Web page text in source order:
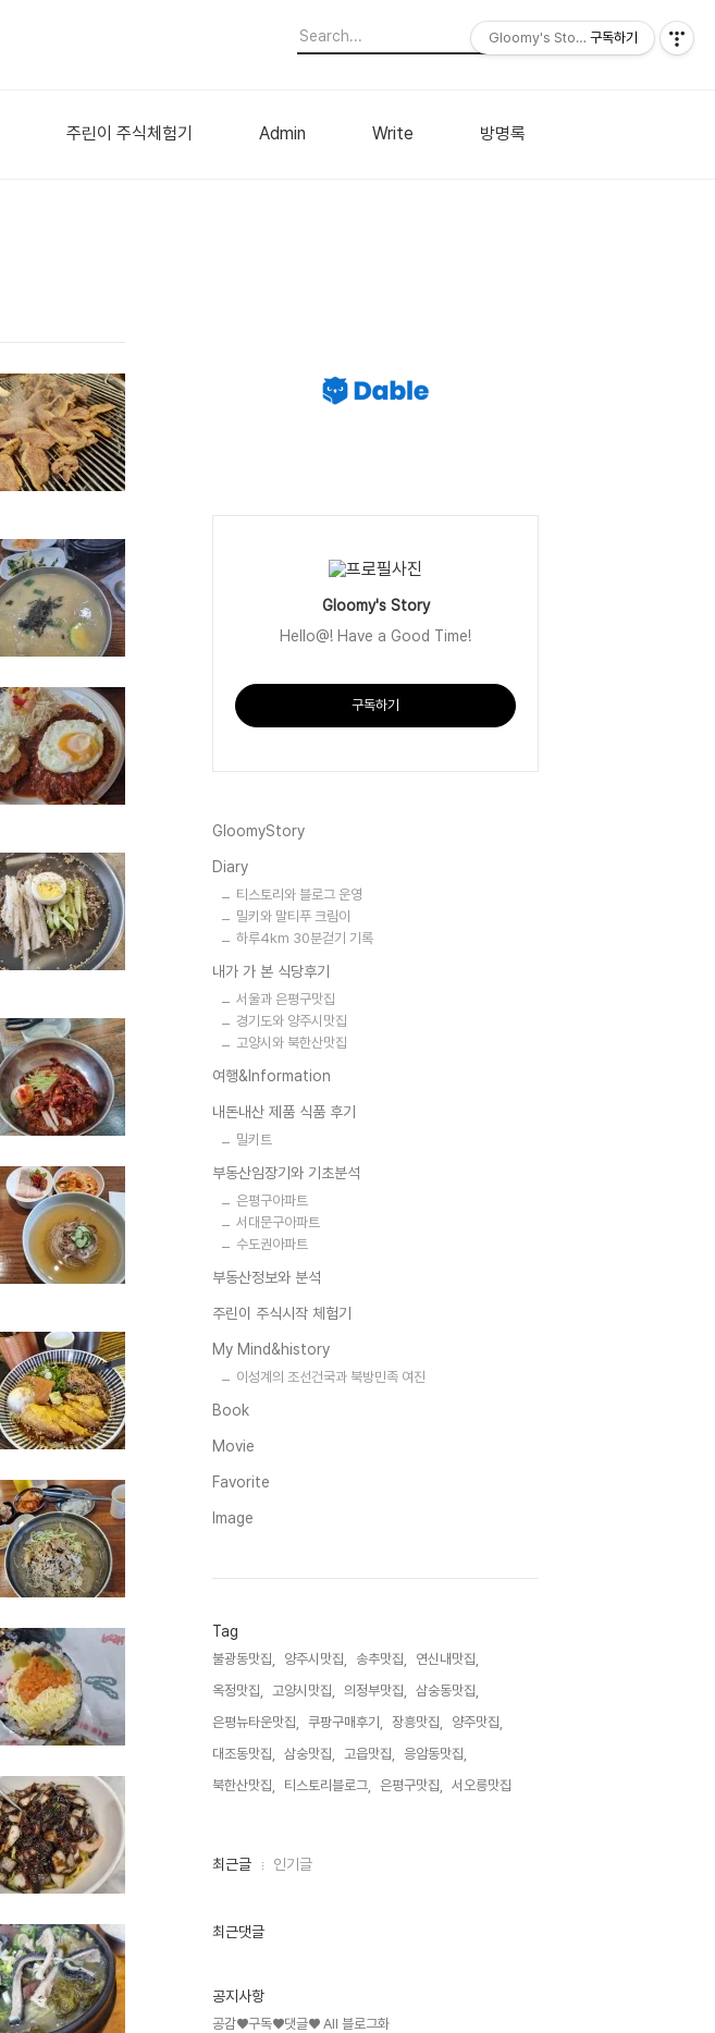
주린이 주식체험기 Admin Write 방명록
Gloomy's Story
Hello@! Have a Good Time!
구독하기
GloomyStory
Diary
티스토리와 블로그 운영
밀키와 말티푸 크림이
하루4km 30분걷기 기록
내가 가 본 식당후기
서울과 은평구맛집
경기도와 양주시맛집
고양시와 북한산맛집
여행&Information
내돈내산 제품 식품 후기
밀키트
부동산임장기와 기초분석
은평구아파트
서대문구아파트
수도권아파트
부동산정보와 분석
주린이 주식시작 체험기
My Mind&history
이성계의 조선건국과 북방민족 여진
Book
Movie
Favorite
Image
Tag
불광동맛집, 양주시맛집, 송추맛집,
연신내맛집,
옥정맛집,
고양시맛집, 의정부맛집,
삼숭동맛집,
은평뉴타운맛집,
쿠팡구매후기, 장흥맛집,
양주맛집,
대조동맛집,
삼숭맛집, 고읍맛집,
응암동맛집,
북한산맛집,
티스토리블로그, 은평구맛집, 서오릉맛집,
최
인
최근글 인기글
최근댓글
공지사항
공감♥구독♥댓글♥ All 블로그화
Gloomy's Story 구독하기